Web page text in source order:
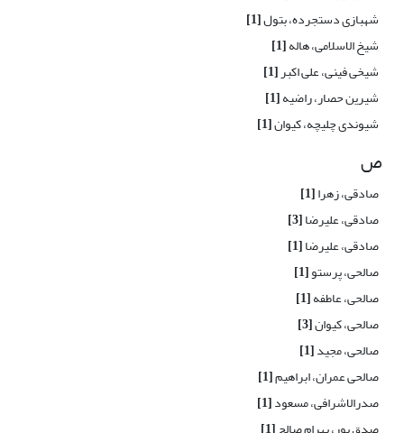
شهبازی دستجرده، بتول[1]
شیخ الاسلامی، هاله[1]
شیخی فینی، علی اکبر[1]
شیرین حصار، راضیه[1]
شیوندی چلیچه، کیوان[1]
ص
صادقی، زهرا[1]
صادقی، علیرضا[3]
صادقی، علیرضا[1]
صالحی، پرستو[1]
صالحی، عاطفه[1]
صالحی، کیوان[3]
صالحی، مجید[1]
صالحی عمران، ابراهیم[1]
صدرالاشرافی، مسعود[1]